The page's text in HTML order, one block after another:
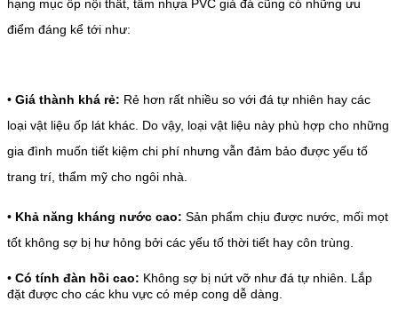
hạng mục ốp nội thất, tấm nhựa PVC giả đá cũng có những ưu
điểm đáng kể tới như:
• Giá thành khá rẻ: Rẻ hơn rất nhiều so với đá tự nhiên hay các
loại vật liệu ốp lát khác. Do vậy, loại vật liệu này phù hợp cho những
gia đình muốn tiết kiệm chi phí nhưng vẫn đảm bảo được yếu tố
trang trí, thẩm mỹ cho ngôi nhà.
• Khả năng kháng nước cao: Sản phẩm chịu được nước, mối mọt
tốt không sợ bị hư hỏng bởi các yếu tố thời tiết hay côn trùng.
• Có tính đàn hồi cao: Không sợ bị nứt vỡ như đá tự nhiên. Lắp
đặt được cho các khu vực có mép cong dễ dàng.